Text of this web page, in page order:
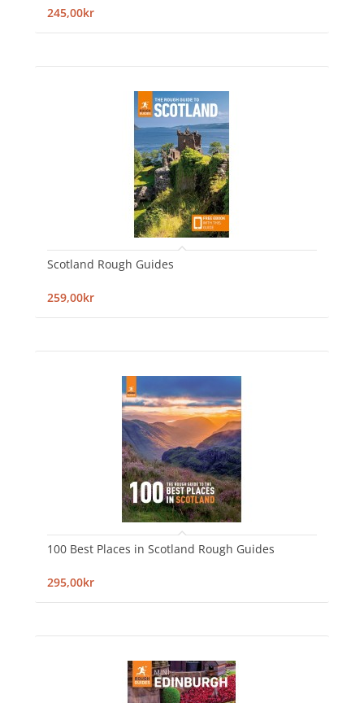
245,00kr
Scotland Rough Guides
259,00kr
100 Best Places in Scotland Rough Guides
295,00kr